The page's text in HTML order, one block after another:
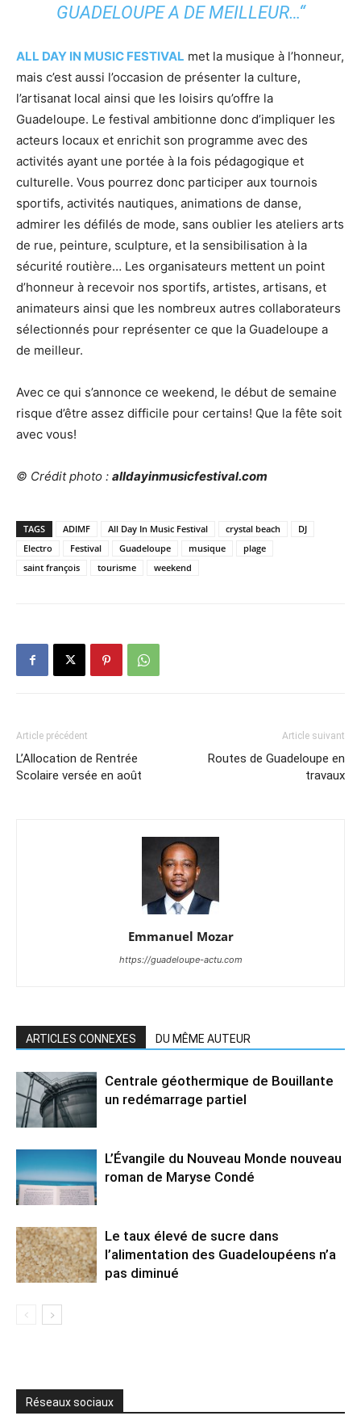
GUADELOUPE A DE MEILLEUR…“
ALL DAY IN MUSIC FESTIVAL met la musique à l’honneur,
mais c’est aussi l’occasion de présenter la culture,
l’artisanat local ainsi que les loisirs qu’offre la
Guadeloupe. Le festival ambitionne donc d’impliquer les
acteurs locaux et enrichit son programme avec des
activités ayant une portée à la fois pédagogique et
culturelle. Vous pourrez donc participer aux tournois
sportifs, activités nautiques, animations de danse,
admirer les défilés de mode, sans oublier les ateliers arts
de rue, peinture, sculpture, et la sensibilisation à la
sécurité routière… Les organisateurs mettent un point
d’honneur à recevoir nos sportifs, artistes, artisans, et
animateurs ainsi que les nombreux autres collaborateurs
sélectionnés pour représenter ce que la Guadeloupe a
de meilleur.
Avec ce qui s’annonce ce weekend, le début de semaine
risque d’être assez difficile pour certains! Que la fête soit
avec vous!
© Crédit photo : alldayinmusicfestival.com
TAGS ADIMF All Day In Music Festival crystal beach
DJ
Electro
Festival Guadeloupe musique
plage
saint françois
tourisme weekend
Article précédent
L’Allocation de Rentrée
Scolaire versée en août
Article suivant
Routes de Guadeloupe en
travaux
Emmanuel Mozar
https://guadeloupe-actu.com
ARTICLES CONNEXES DU MÊME AUTEUR
Centrale géothermique de Bouillante
un redémarrage partiel
L’Évangile du Nouveau Monde nouveau
roman de Maryse Condé
Le taux élevé de sucre dans
l’alimentation des Guadeloupéens n’a
pas diminué
Réseaux sociaux